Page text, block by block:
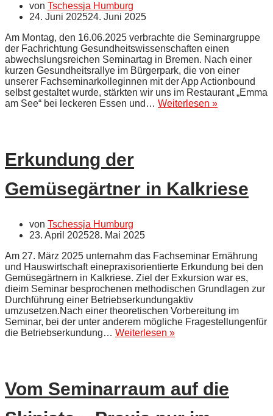
von Tschessja Humburg
24. Juni 202524. Juni 2025
Am Montag, den 16.06.2025 verbrachte die Seminargruppe
der Fachrichtung Gesundheitswissenschaften einen
abwechslungsreichen Seminartag in Bremen. Nach einer
kurzen Gesundheitsrallye im Bürgerpark, die von einer
unserer Fachseminarkolleginnen mit der App Actionbound
selbst gestaltet wurde, stärkten wir uns im Restaurant „Emma
am See“ bei leckeren Essen und… Weiterlesen »Seminartag
Erkundung der
Gemüsegärtner in Kalkriese
von Tschessja Humburg
23. April 202528. Mai 2025
Am 27. März 2025 unternahm das Fachseminar Ernährung
und Hauswirtschaft einepraxisorientierte Erkundung bei den
Gemüsegärtnern in Kalkriese. Ziel der Exkursion war es,
dieim Seminar besprochenen methodischen Grundlagen zur
Durchführung einer Betriebserkundungaktiv
umzusetzen.Nach einer theoretischen Vorbereitung im
Seminar, bei der unter anderem mögliche Fragestellungenfür
die Betriebserkundung… Weiterlesen »Erkundung
Vom Seminarraum auf die